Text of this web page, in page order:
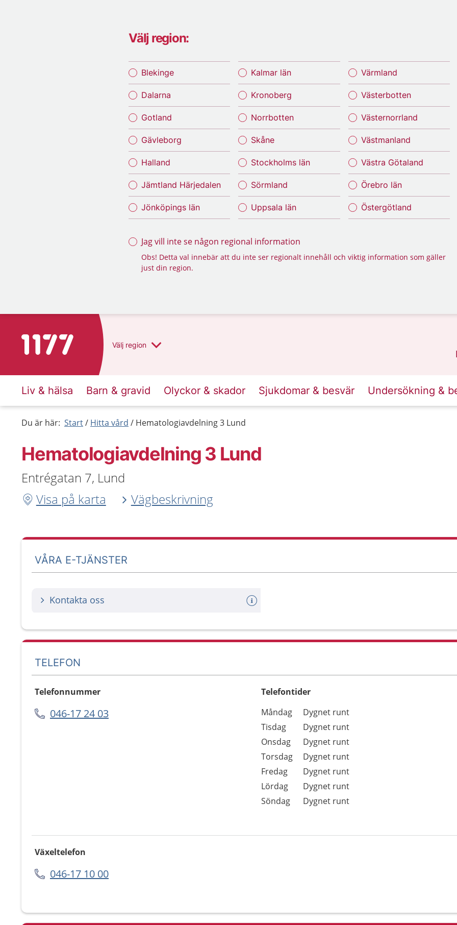
Välj region:
Blekinge
Dalarna
Gotland
Gävleborg
Halland
Jämtland Härjedalen
Jönköpings län
Kalmar län
Kronoberg
Norrbotten
Skåne
Stockholms län
Sörmland
Uppsala län
Värmland
Västerbotten
Västernorrland
Västmanland
Västra Götaland
Örebro län
Östergötland
Jag vill inte se någon regional information
Obs! Detta val innebär att du inte ser regionalt innehåll och viktig information som gäller
just din region.
Till startsidan för 1177 Välj region
Liv & hälsa Barn & gravid Olyckor & skador Sjukdomar & besvär Undersökning &
Du är här: Start Hitta vård Hematologiavdelning 3 Lund
Hematologiavdelning 3 Lund
Entrégatan 7, Lund
Visa på karta
Vägbeskrivning
VÅRA E-TJÄNSTER
Kontakta oss
TELEFON
Telefonnummer
046-17 24 03
Telefontider
Dag
Öppettider
Kommentarer
Måndag
Dygnet runt
Tisdag
Dygnet runt
Onsdag
Dygnet runt
Torsdag
Dygnet runt
Fredag
Dygnet runt
Lördag
Dygnet runt
Söndag
Dygnet runt
Växeltelefon
046-17 10 00